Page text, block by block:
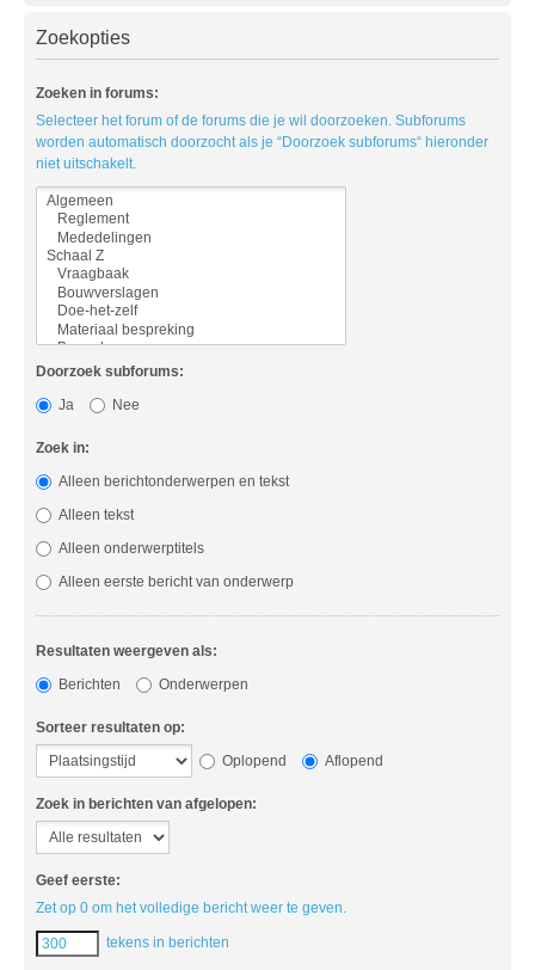
Zoekopties
Zoeken in forums:
Selecteer het forum of de forums die je wil doorzoeken. Subforums
worden automatisch doorzocht als je “Doorzoek subforums“ hieronder
niet uitschakelt.
Doorzoek subforums:
Ja
Nee
Zoek in:
Alleen berichtonderwerpen en tekst
Alleen tekst
Alleen onderwerptitels
Alleen eerste bericht van onderwerp
Resultaten weergeven als:
Berichten
Onderwerpen
Sorteer resultaten op:
Oplopend
Aflopend
Zoek in berichten van afgelopen:
Geef eerste:
Zet op 0 om het volledige bericht weer te geven.
tekens in berichten